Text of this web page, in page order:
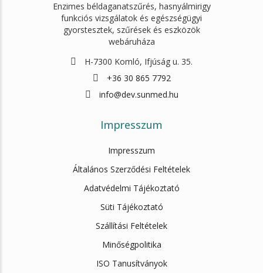
Enzimes béldaganatszűrés, hasnyálmirigy
funkciós vizsgálatok és egészségügyi
gyorstesztek, szűrések és eszközök
webáruháza
H-7300 Komló, Ifjúság u. 35.
+36 30 865 7792
info@dev.sunmed.hu
Impresszum
Impresszum
Általános Szerződési Feltételek
Adatvédelmi Tájékoztató
Süti Tájékoztató
Szállítási Feltételek
Minőségpolitika
ISO Tanusítványok